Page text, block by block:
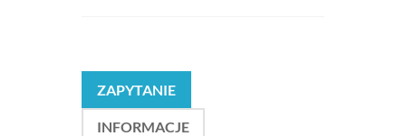
ZAPYTANIE
INFORMACJE